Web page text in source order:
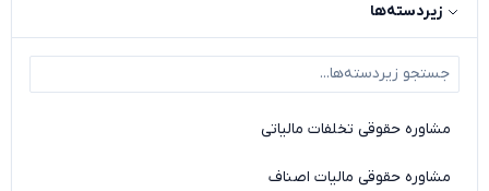
زیردسته‌ها
مشاوره حقوقی تخلفات مالیاتی
مشاوره حقوقی مالیات اصناف